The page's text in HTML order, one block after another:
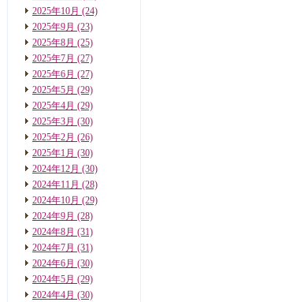
2025年10月 (24)
2025年9月 (23)
2025年8月 (25)
2025年7月 (27)
2025年6月 (27)
2025年5月 (29)
2025年4月 (29)
2025年3月 (30)
2025年2月 (26)
2025年1月 (30)
2024年12月 (30)
2024年11月 (28)
2024年10月 (29)
2024年9月 (28)
2024年8月 (31)
2024年7月 (31)
2024年6月 (30)
2024年5月 (29)
2024年4月 (30)